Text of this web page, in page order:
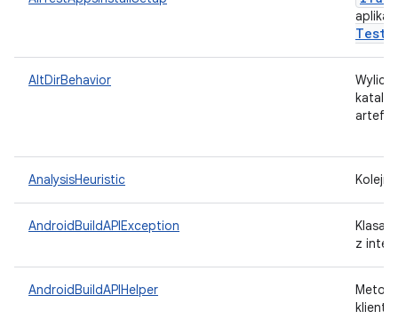
Tests
AltDirBehavior
AnalysisHeuristic
AndroidBuildAPIException
Klasa
z
AndroidBuildAPIHelper
klienta